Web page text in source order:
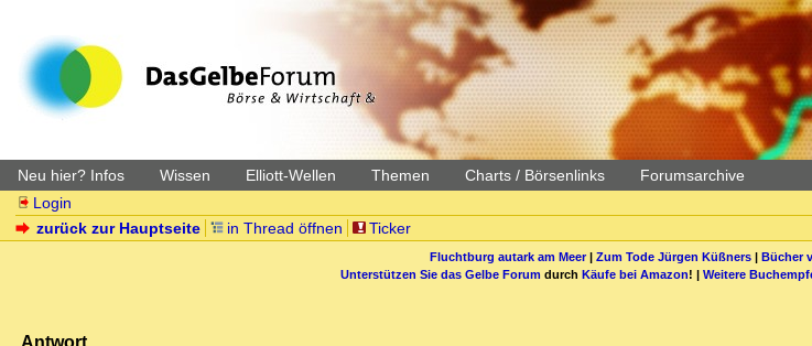
Neu hier? Infos Wissen Elliott-Wellen Themen Charts / Börsenlinks Forumsarchive
Login
zurück zur Hauptseite
in Thread öffnen Ticker
Fluchtburg autark am Meer| Zum Tode Jürgen Küßners| Bücher
Unterstützen Sie das Gelbe Forum durch Käufe bei Amazon! | Weitere